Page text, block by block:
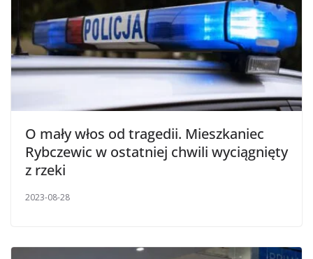
O mały włos od tragedii. Mieszkaniec
Rybczewic w ostatniej chwili wyciągnięty
z rzeki
2023-08-28